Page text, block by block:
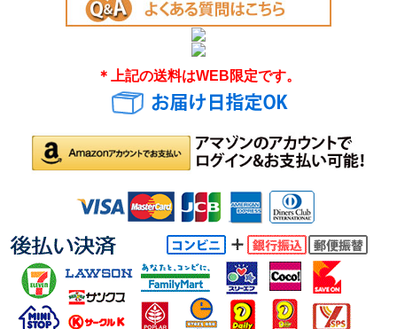
＊上記の送料はWEB限定です。